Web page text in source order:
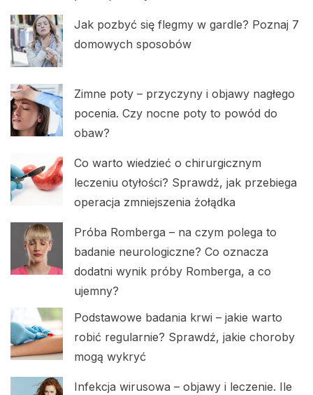
Jak pozbyć się flegmy w gardle? Poznaj 7
domowych sposobów
Zimne poty – przyczyny i objawy nagłego
pocenia. Czy nocne poty to powód do
obaw?
Co warto wiedzieć o chirurgicznym
leczeniu otyłości? Sprawdź, jak przebiega
operacja zmniejszenia żołądka
Próba Romberga – na czym polega to
badanie neurologiczne? Co oznacza
dodatni wynik próby Romberga, a co
ujemny?
Podstawowe badania krwi – jakie warto
robić regularnie? Sprawdź, jakie choroby
mogą wykryć
Infekcja wirusowa – objawy i leczenie. Ile